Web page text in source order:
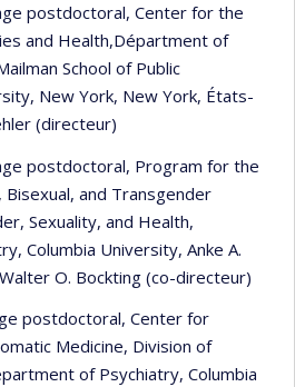
postdoctoral, Center for the
and Health,Départment of
School of Public
New York, New York, États-
(directeur)
postdoctoral, Program for the
Bisexual, and Transgender
Sexuality, and Health,
Columbia University, Anke A.
O. Bockting (co-directeur)
postdoctoral, Center for
Medicine, Division of
of Psychiatry, Columbia